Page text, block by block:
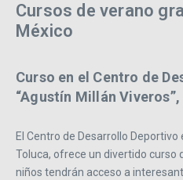
Cursos de verano
México
Curso en el Centro de
“Agustín Millán Viveros”,
El Centro de Desarrollo
Toluca, ofrece un divertido curso
niños tendrán acceso a